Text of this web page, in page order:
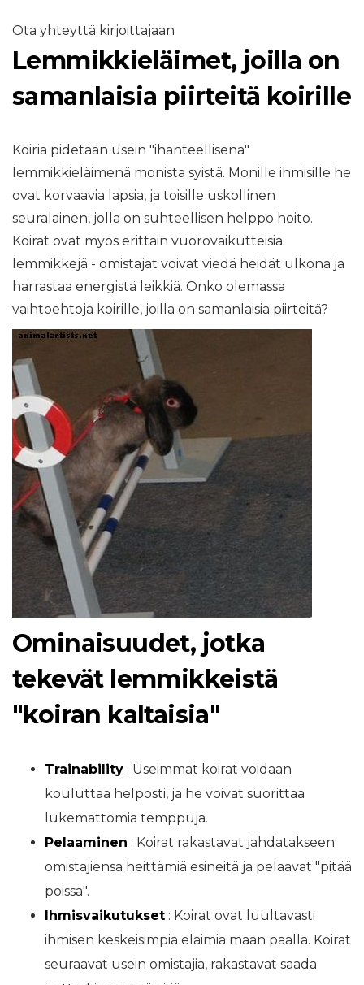
Ota yhteyttä kirjoittajaan
Lemmikkieläimet, joilla on
samanlaisia ​​piirteitä koirille
Koiria pidetään usein "ihanteellisena"
lemmikkieläimenä monista syistä. Monille ihmisille he
ovat korvaavia lapsia, ja toisille uskollinen
seuralainen, jolla on suhteellisen helppo hoito.
Koirat ovat myös erittäin vuorovaikutteisia
lemmikkejä - omistajat voivat viedä heidät ulkona ja
harrastaa energistä leikkiä. Onko olemassa
vaihtoehtoja koirille, joilla on samanlaisia ​​piirteitä?
Ominaisuudet, jotka
tekevät lemmikkeistä
"koiran kaltaisia"
Trainability : Useimmat koirat voidaan
kouluttaa helposti, ja he voivat suorittaa
lukemattomia temppuja.
Pelaaminen : Koirat rakastavat jahdatakseen
omistajiensa heittämiä esineitä ja pelaavat "pitää
poissa".
Ihmisvaikutukset : Koirat ovat luultavasti
ihmisen keskeisimpiä eläimiä maan päällä. Koirat
seuraavat usein omistajia, rakastavat saada